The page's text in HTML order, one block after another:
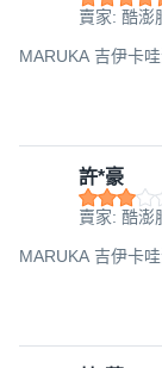
賣家: 酷澎
MARUKA 吉伊卡
許*豪
賣家: 酷澎
MARUKA 吉伊卡